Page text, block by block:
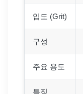
입도 (Grit)
구성
주요 용도
특징